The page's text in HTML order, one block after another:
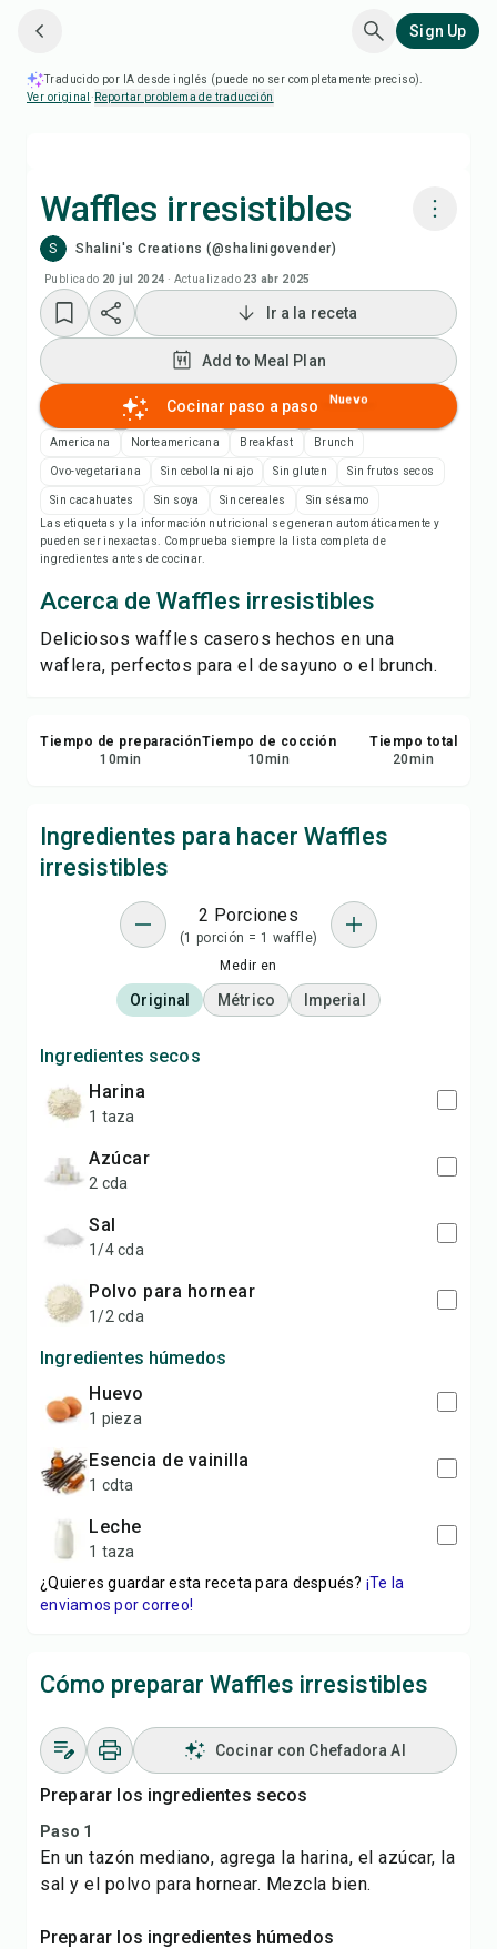
Sign Up
Traducido por IA desde inglés (puede no ser completamente preciso).
Ver original · Reportar problema de traducción
Waffles irresistibles
S Shalini's Creations (@shalinigovender)
Publicado 20 jul 2024 · Actualizado 23 abr 2025
Add to Meal Plan
Add to Shopping List
Notas de la receta
Imprimir receta
Ir a la receta
Add to Meal Plan
Cocinar paso a paso Nuevo
Americana Norteamericana Breakfast Brunch
Ovo-vegetariana Sin cebolla ni ajo Sin gluten Sin frutos secos
Sin cacahuates Sin soya Sin cereales
Sin sésamo
Las etiquetas y la información nutricional se generan automáticamente y
pueden ser inexactas. Comprueba siempre la lista completa de
ingredientes antes de cocinar.
Acerca de Waffles irresistibles
Deliciosos waffles caseros hechos en una
waflera, perfectos para el desayuno o el brunch.
Tiempo de preparación
10min
Tiempo de cocción
10min
Tiempo total
20min
Ingredientes para hacer Waffles
irresistibles
2 Porciones
(1 porción = 1 waffle)
Medir en
Original Métrico Imperial
Ingredientes secos
harina
1 taza
azúcar
2 cda
sal
1/4 cda
polvo para hornear
1/2 cda
Ingredientes húmedos
huevo
1 pieza
esencia de vainilla
1 cdta
leche
1 taza
¿Quieres guardar esta receta para después? ¡Te la
enviamos por correo!
Cómo preparar Waffles irresistibles
Cocinar con Chefadora AI
Preparar los ingredientes secos
Paso 1
En un tazón mediano, agrega la harina, el azúcar, la
sal y el polvo para hornear. Mezcla bien.
Preparar los ingredientes húmedos